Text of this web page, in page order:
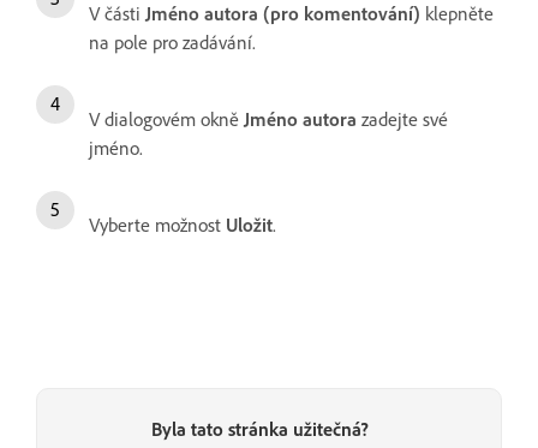
V částiJméno autora (pro komentování) klepněte
na pole pro zadávání.
V dialogovém okněJméno autora zadejte své
jméno.
Vyberte možnost Uložit.
Byla tato stránka užitečná?